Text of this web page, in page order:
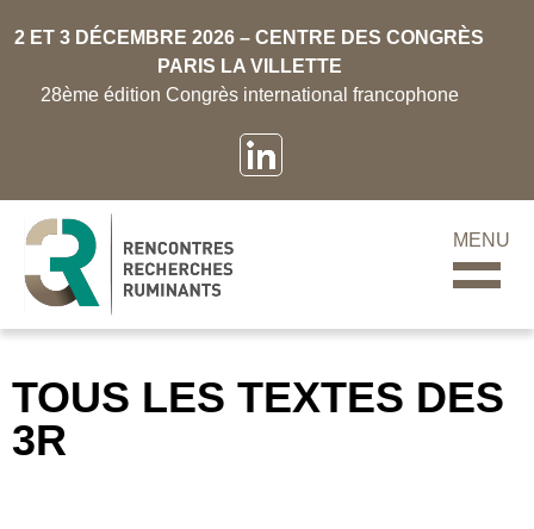
2 ET 3 DÉCEMBRE 2026 – CENTRE DES CONGRÈS
PARIS LA VILLETTE
28ème édition Congrès international francophone
MENU
TOUS LES TEXTES DES
3R